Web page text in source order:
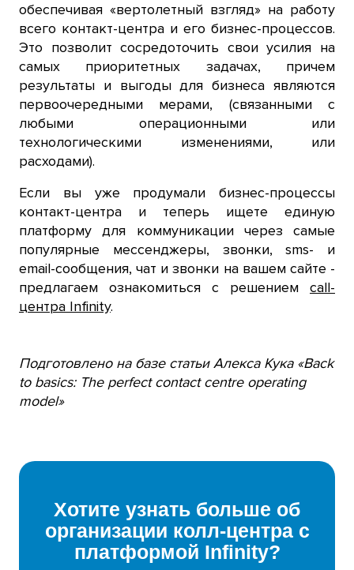
обеспечивая «вертолетный взгляд» на работу
всего контакт-центра и его бизнес-процессов.
Это позволит сосредоточить свои усилия на
самых приоритетных задачах, причем
результаты и выгоды для бизнеса являются
первоочередными мерами, (связанными с
любыми операционными или
технологическими изменениями, или
расходами).
Если вы уже продумали бизнес-процессы
контакт-центра и теперь ищете единую
платформу для коммуникации через самые
популярные мессенджеры, звонки, sms- и
email-сообщения, чат и звонки на вашем сайте -
предлагаем ознакомиться с решением call-
центра Infinity.
Подготовлено на базе статьи Алекса Кука «Back
to basics: The perfect contact centre operating
model»
Хотите узнать больше об
организации колл-центра с
платформой Infinity?